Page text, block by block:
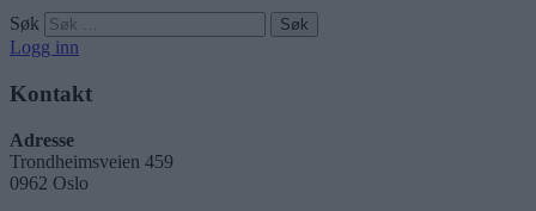
Søk
Logg inn
Kontakt
Adresse
Trondheimsveien 459
0962 Oslo